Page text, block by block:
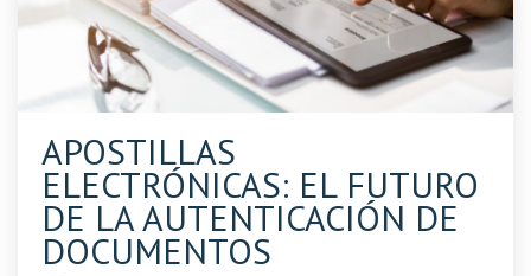
APOSTILLAS
ELECTRÓNICAS: EL FUTURO
DE LA AUTENTICACIÓN DE
DOCUMENTOS